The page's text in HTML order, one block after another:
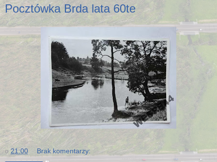
Pocztówka Brda lata 60te
o21:00 Brak komentarzy: